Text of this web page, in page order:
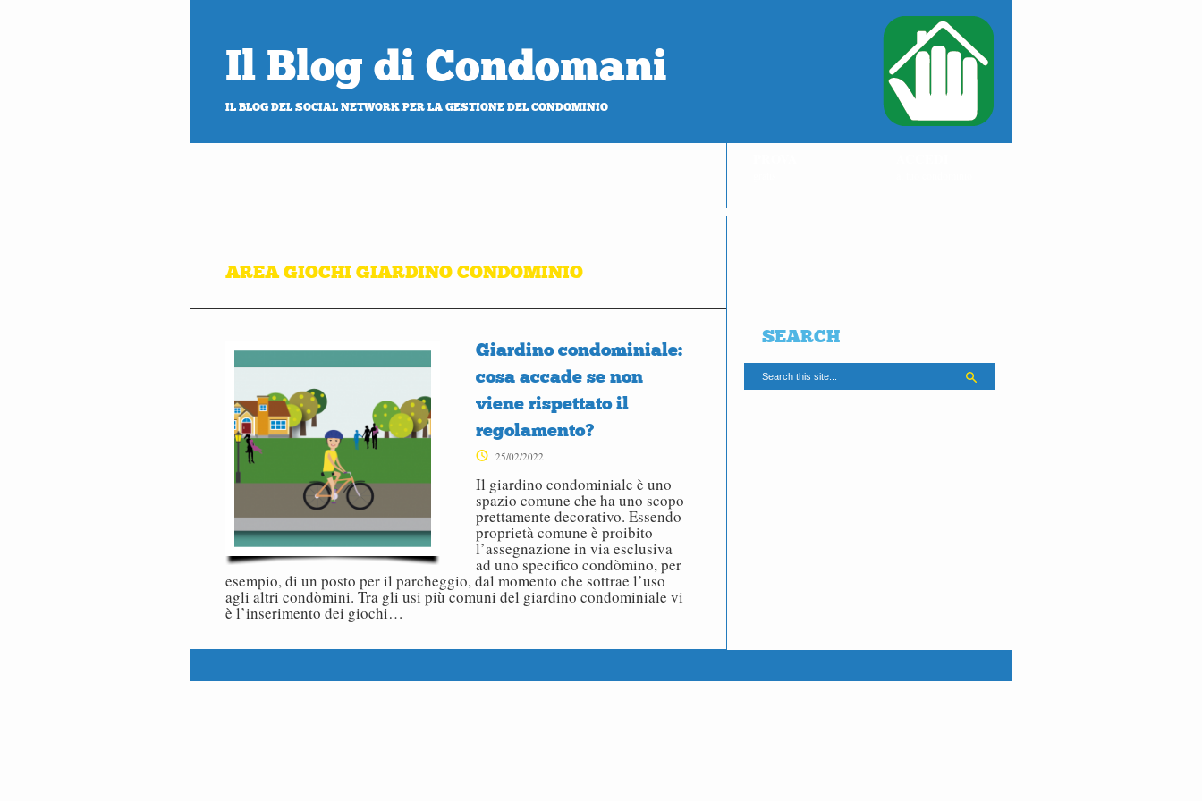
Il Blog di Condomani
IL BLOG DEL SOCIAL NETWORK PER LA GESTIONE DEL CONDOMINIO
AREA GIOCHI GIARDINO CONDOMINIO
Giardino condominiale:
cosa accade se non
viene rispettato il
regolamento?
25/02/2022
Il giardino condominiale è uno
spazio comune che ha uno scopo
prettamente decorativo. Essendo
proprietà comune è proibito
l’assegnazione in via esclusiva
ad uno specifico condòmino, per
esempio, di un posto per il parcheggio, dal momento che sottrae l’uso
agli altri condòmini. Tra gli usi più comuni del giardino condominiale vi
è l’inserimento dei giochi…
SEARCH